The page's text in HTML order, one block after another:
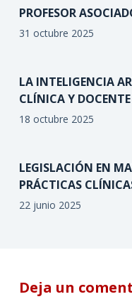
PROFESOR
31 octubre 2025
LA INTELIGENCIA
CLÍNICA Y DOCENTE
18 octubre 2025
LEGISLACIÓN EN
PRÁCTICAS
22 junio 2025
Deja un